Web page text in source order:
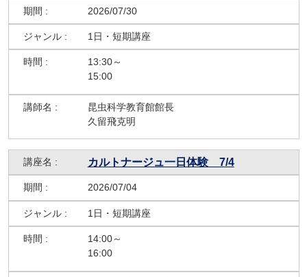
2026/07/30
1日・短期講座
13:30～
15:00
昆虫科学教育館館長
久留飛克明
カルトナージュ一日体験 7/4
2026/07/04
1日・短期講座
14:00～
16:00